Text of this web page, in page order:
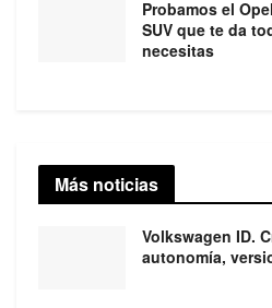
Probamos el
SUV que te da
necesitas
Más noticias
Volkswagen ID.
autonomía,